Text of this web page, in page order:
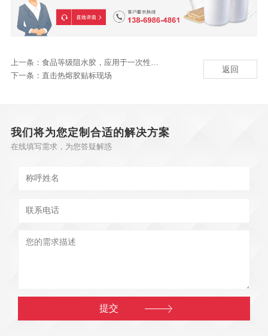
上一条： 食品等级阻水胶，应用于一次性餐具包装
下一条： 直击热熔胶贴标现场
返回
我们将为您定制合适的解决方案
在线填写需求，为您答疑解惑